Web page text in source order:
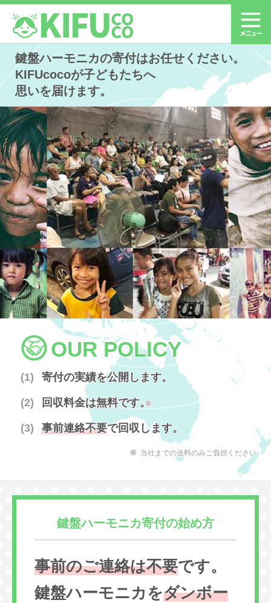
鍵盤ハーモニカの寄付はお任せください。
KIFUcocoが子どもたちへ
思いを届けます。
OUR POLICY
寄付の実績を公開します。
回収料金は無料です。
※
事前連絡不要で回収します。
当社までの送料のみご負担ください
鍵盤ハーモニカ寄付の始め方
事前のご連絡は不要です。
鍵盤ハーモニカをダンボー